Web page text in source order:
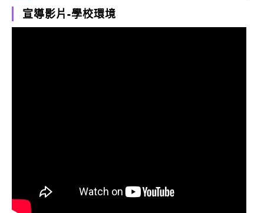
宣導影片-學校環境